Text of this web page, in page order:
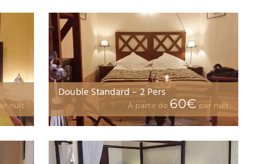
Double Standard – 2 Pers
À partir de60€ par nuit